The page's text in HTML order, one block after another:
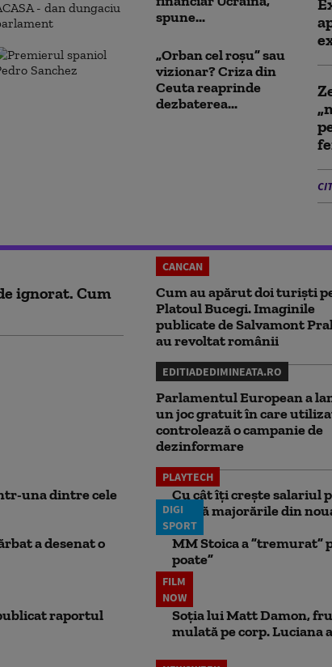
spune...
„Orban cel roșu” sau
vizionar? Criza din
Ceuta reaprinde
dezbaterea...
ignorat. Cum
CANCAN
Cum au apărut doi turiști
Platoul Bucegi. Imaginile
publicate de Salvamont
au revoltat românii
EDITIADEDIMINEATA.RO
Parlamentul European a
un joc gratuit în care
controlează o campanie de
dezinformare
una dintre cele
PLAYTECH
Cu cât îți crește salariul
aplică majorările din
a desenat o
DIGI
SPORT
MM Stoica a ”tremurat”
poate”
raportul
FILM
NOW
Soția lui Matt Damon,
mulată pe corp. Luciana